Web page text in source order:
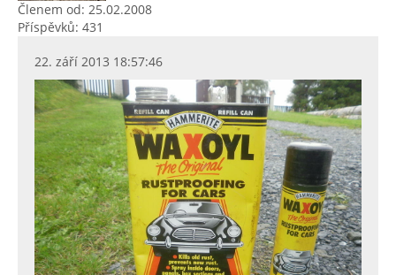
Členem od: 25.02.2008
Příspěvků: 431
22. září 2013 18:57:46